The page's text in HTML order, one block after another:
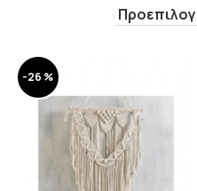
-26 %